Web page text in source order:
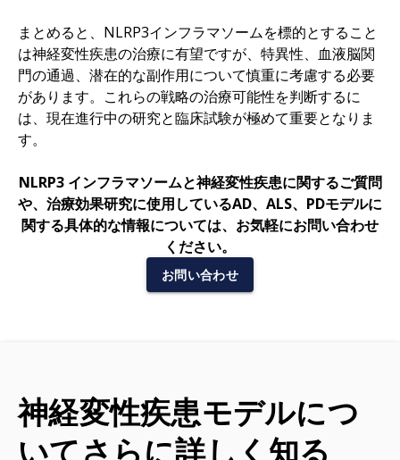
まとめると、NLRP3インフラマソームを標的とすること
は神経変性疾患の治療に有望ですが、特異性、血液脳関
門の通過、潜在的な副作用について慎重に考慮する必要
があります。これらの戦略の治療可能性を判断するに
は、現在進行中の研究と臨床試験が極めて重要となりま
す。
NLRP3 インフラマソームと神経変性疾患に関するご質問
や、治療効果研究に使用しているAD、ALS、PDモデルに
関する具体的な情報については、お気軽にお問い合わせ
ください。
お問い合わせ
神経変性疾患モデルにつ
いてさらに詳しく知る